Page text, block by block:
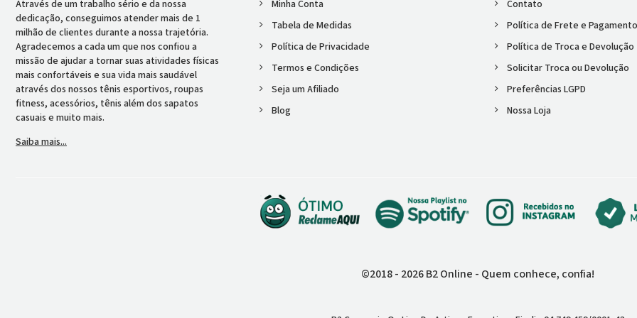
Através de um trabalho sério e da nossa
dedicação, conseguimos atender mais de 1
milhão de clientes durante a nossa trajetória.
Agradecemos a cada um que nos confiou a
missão de ajudar a tornar suas atividades físicas
mais confortáveis e sua vida mais saudável
através dos nossos tênis esportivos, roupas
fitness, acessórios, tênis além dos sapatos
casuais e muito mais.
Saiba mais...
Minha Conta
Tabela de Medidas
Política de Privacidade
Termos e Condições
Seja um Afiliado
Blog
Contato
Política de Frete e Pagamento
Política de Troca e Devolução
Solicitar Troca ou Devolução
Preferências LGPD
Nossa Loja
©2018 - 2026 B2 Online - Quem conhece, confia!